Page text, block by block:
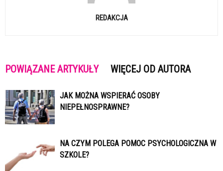
REDAKCJA
POWIĄZANE ARTYKUŁY WIĘCEJ OD AUTORA
JAK MOŻNA WSPIERAĆ OSOBY
NIEPEŁNOSPRAWNE?
NA CZYM POLEGA POMOC PSYCHOLOGICZNA W
SZKOLE?